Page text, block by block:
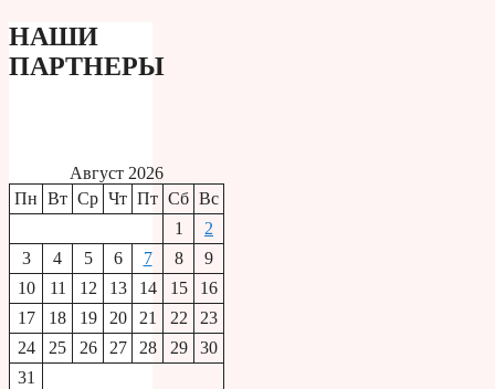
НАШИ
ПАРТНЕРЫ
Август 2026
Пн Вт Ср Чт Пт Сб Вс
1
2
3
4 5 6 7 8
9
10
11 12 13 14 15
16
17
18 19 20 21 22
23
24
25 26 27 28 29
30
31